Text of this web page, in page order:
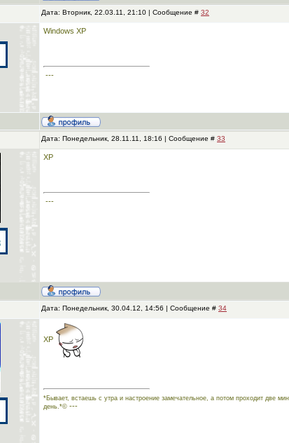
Дата: Вторник, 22.03.11, 21:10 | Сообщение # 32
Windows XP
---
Дата: Понедельник, 28.11.11, 18:16 | Сообщение # 33
XP
---
Дата: Понедельник, 30.04.12, 14:56 | Сообщение # 34
XP
*Бывает, встаешь с утра и настроение замечательное, а потом проходит две
день.*© ---